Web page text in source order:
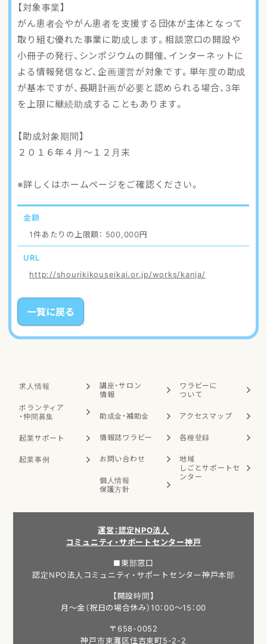
【対象事業】
がん患者会やがん患者を支援する団体が主体となって
取り組む優れた事業に助成します。相談窓口の開設や
小冊子の発行、シンポジウムの開催、インターネットに
よる情報発信など、企画運営が対象です。単年度の助成
が基本ですが、長期計画が必要と認められる場合、3年
を上限に継続助成することもあります。
【助成対象期間】
２０１６年４月～１２月末
※詳しくはホームページをご確認ください。
金額
1件あたりの上限額： 500,000円
URL
http://shourikikouseikai.or.jp/works/kanja/
一覧に戻る
求人情報
ボランティア
・仲間募集
起業サポート
起業事例
講座・サロン
情報
助成金・補助金
情報誌ワラビー
お問い合わせ
個人情報
保護方針
ワラビーに
ついて
アクセスマップ
各種登録
地域
しごとサポートセ
ンター
運営：認定NPO法人
コミュニティ・サポートセンター神戸
■東部窓口
認定NPO法人コミュニティ・サポートセンター神戸本部
【開設時間】
月～金（祝日の場合休み）10：00～15：00
〒658-0052
神戸市東灘区住吉東町5-2-2